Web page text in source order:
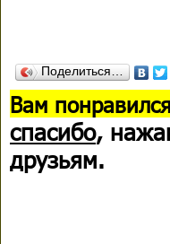
Поделиться…
Вам
спасибо,
друзьям.